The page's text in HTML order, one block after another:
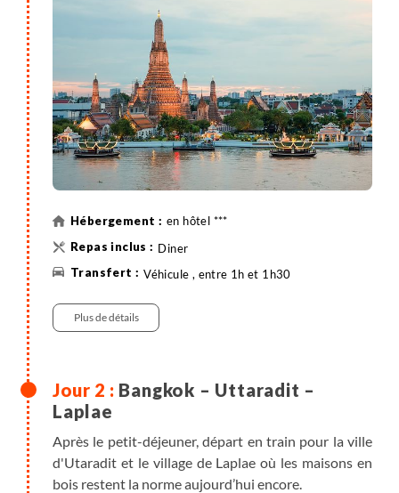
en hôtel ***
Diner
Véhicule , entre 1h et 1h30
Plus de détails
Bangkok – Uttaradit –
Laplae
Après le petit-déjeuner, départ en train pour la ville
d'Utaradit et le village de Laplae où les maisons en
bois restent la norme aujourd’hui encore.